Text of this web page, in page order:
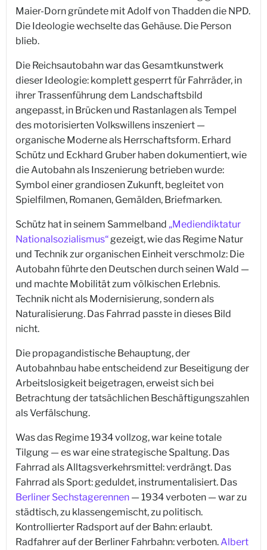
Maier-Dorn gründete mit Adolf von Thadden die NPD.
Die Ideologie wechselte das Gehäuse. Die Person
blieb.
Die Reichsautobahn war das Gesamtkunstwerk
dieser Ideologie: komplett gesperrt für Fahrräder, in
ihrer Trassenführung dem Landschaftsbild
angepasst, in Brücken und Rastanlagen als Tempel
des motorisierten Volkswillens inszeniert —
organische Moderne als Herrschaftsform. Erhard
Schütz und Eckhard Gruber haben dokumentiert, wie
die Autobahn als Inszenierung betrieben wurde:
Symbol einer grandiosen Zukunft, begleitet von
Spielfilmen, Romanen, Gemälden, Briefmarken.
Schütz hat in seinem Sammelband „Mediendiktatur
Nationalsozialismus“gezeigt, wie das Regime Natur
und Technik zur organischen Einheit verschmolz: Die
Autobahn führte den Deutschen durch seinen Wald —
und machte Mobilität zum völkischen Erlebnis.
Technik nicht als Modernisierung, sondern als
Naturalisierung. Das Fahrrad passte in dieses Bild
nicht.
Die propagandistische Behauptung, der
Autobahnbau habe entscheidend zur Beseitigung der
Arbeitslosigkeit beigetragen, erweist sich bei
Betrachtung der tatsächlichen Beschäftigungszahlen
als Verfälschung.
Was das Regime 1934 vollzog, war keine totale
Tilgung — es war eine strategische Spaltung. Das
Fahrrad als Alltagsverkehrsmittel: verdrängt. Das
Fahrrad als Sport: geduldet, instrumentalisiert. Das
Berliner Sechstagerennen — 1934 verboten — war zu
städtisch, zu klassengemischt, zu politisch.
Kontrollierter Radsport auf der Bahn: erlaubt.
Radfahrer auf der Berliner Fahrbahn: verboten.Albert